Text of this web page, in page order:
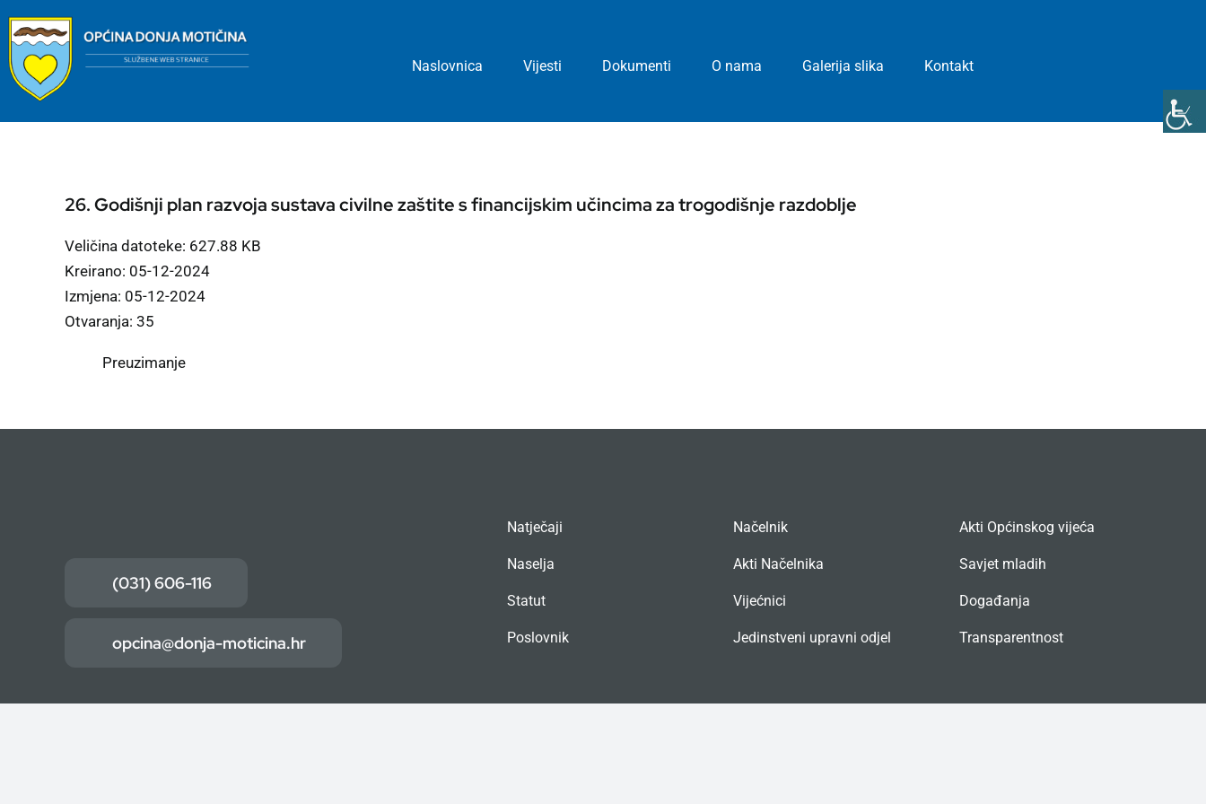
Skip
to
content
Naslovnica Vijesti Dokumenti O nama Galerija slika Kontakt
26. Godišnji plan razvoja sustava civilne zaštite s financijskim učincima za trogodišnje razdoblje
Veličina datoteke: 627.88 KB
Kreirano: 05-12-2024
Izmjena: 05-12-2024
Otvaranja: 35
Preuzimanje
(031) 606-116
opcina@donja-moticina.hr
Natječaji
Naselja
Statut
Poslovnik
Načelnik
Akti Načelnika
Vijećnici
Jedinstveni upravni odjel
Akti Općinskog vijeća
Savjet mladih
Događanja
Transparentnost